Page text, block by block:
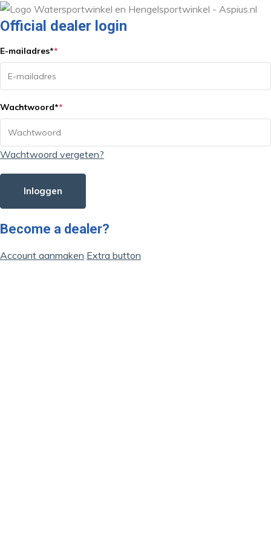
Official dealer login
E-mailadres**
Wachtwoord**
Wachtwoord vergeten?
Inloggen
Become a dealer?
Account aanmaken Extra button